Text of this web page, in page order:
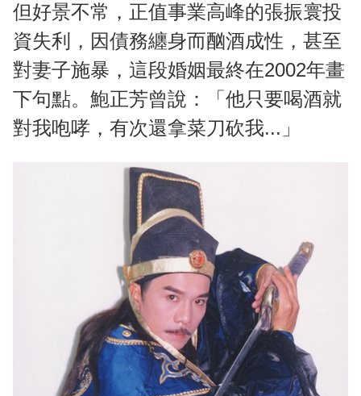
但好景不常，正值事業高峰的張振寰投
資失利，因債務纏身而酗酒成性，甚至
對妻子施暴，這段婚姻最終在2002年畫
下句點。鮑正芳曾說：「他只要喝酒就
對我咆哮，有次還拿菜刀砍我...」